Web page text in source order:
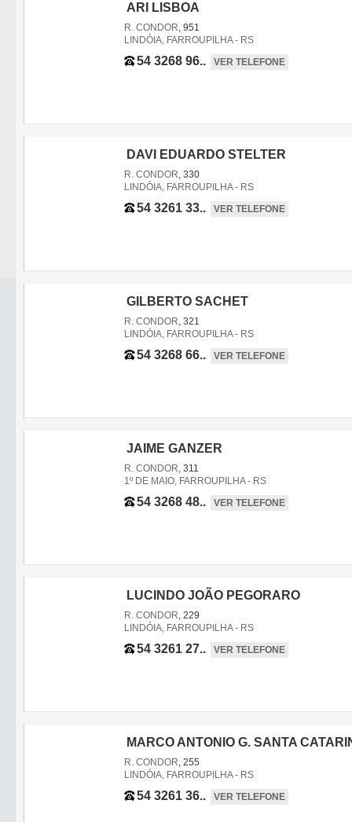
ARI LISBOA
R. CONDOR, 951
LINDÓIA, FARROUPILHA - RS
54 3268 96.. VER TELEFONE
DAVI EDUARDO STELTER
R. CONDOR, 330
LINDÓIA, FARROUPILHA - RS
54 3261 33.. VER TELEFONE
GILBERTO SACHET
R. CONDOR, 321
LINDÓIA, FARROUPILHA - RS
54 3268 66.. VER TELEFONE
JAIME GANZER
R. CONDOR, 311
1º DE MAIO, FARROUPILHA - RS
54 3268 48.. VER TELEFONE
LUCINDO JOÃO PEGORARO
R. CONDOR, 229
LINDÓIA, FARROUPILHA - RS
54 3261 27.. VER TELEFONE
MARCO ANTONIO G. SANTA
R. CONDOR, 255
LINDÓIA, FARROUPILHA - RS
54 3261 36.. VER TELEFONE